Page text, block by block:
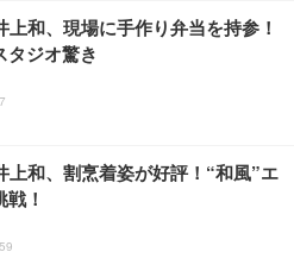
ソコンチェア (ブラック)
チェア デスクチェア 疲れない テレ
化バックレスト 30度ロッキング機
腰サポート 90度跳ね上げ式アーム
ソコンチェア (ホワイト)
ィスチェア デスクチェア 肘なし メ
ンバーサポート付き 腰サポート ガ
360度回転 キャスター付き コンパク
Dell E2724HS 27インチ 液晶モニタ
）VA 非光沢 HDMI/DisplayP
ー内蔵 高さ調整 スイベル VESA対
280Hz/FHD】GRAPHT THE S
Monitor 24” Essential ゲーミン
24.5インチ 1ms FHD 量子ドット 残
ートベーシック) 【Amazon.co.jp
アイリスオーヤマ ペットシーツ
イド 100枚入 (x 1) (ケース販売)
マ ペットシーツ 超厚型 お徳用 レギ
【Amazon.co.jp限定】
上和、現場に手作り弁当を持参！
タジオ驚き
上和、割烹着姿が好評！“和風”エ
！